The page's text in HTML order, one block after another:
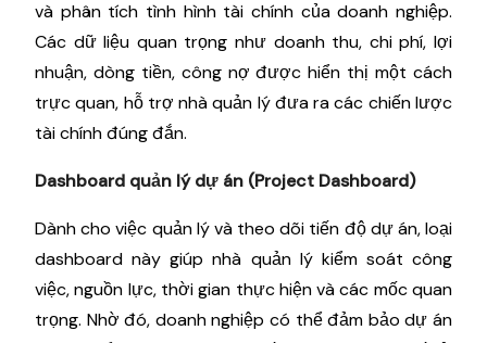
và phân tích tình hình tài chính của doanh nghiệp.
Các dữ liệu quan trọng như doanh thu, chi phí, lợi
nhuận, dòng tiền, công nợ được hiển thị một cách
trực quan, hỗ trợ nhà quản lý đưa ra các chiến lược
tài chính đúng đắn.
Dashboard quản lý dự án (Project Dashboard)
Dành cho việc quản lý và theo dõi tiến độ dự án, loại
dashboard này giúp nhà quản lý kiểm soát công
việc, nguồn lực, thời gian thực hiện và các mốc quan
trọng. Nhờ đó, doanh nghiệp có thể đảm bảo dự án